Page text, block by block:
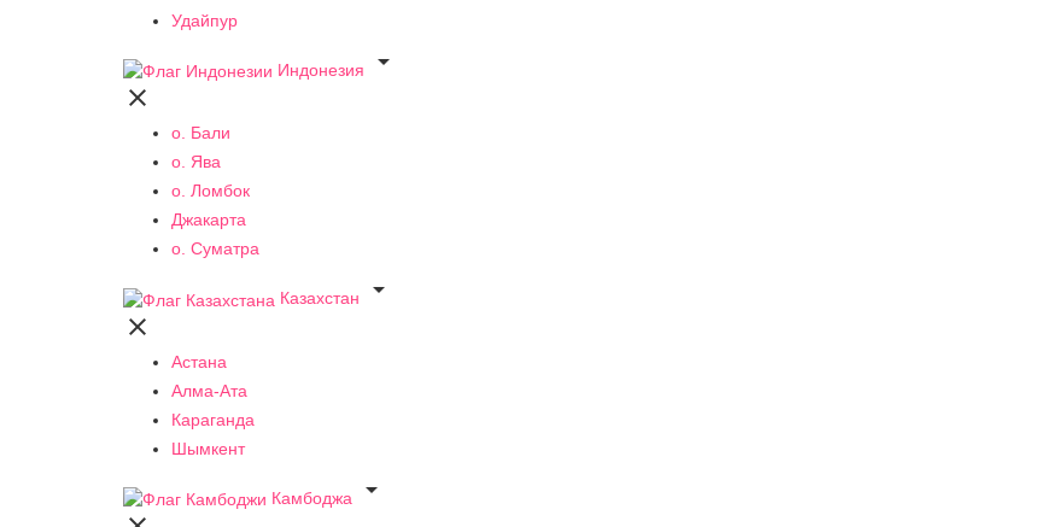
Удайпур
Индонезия


о. Бали
о. Ява
о. Ломбок
Джакарта
о. Суматра
Казахстан


Астана
Алма-Ата
Караганда
Шымкент
Камбоджа
